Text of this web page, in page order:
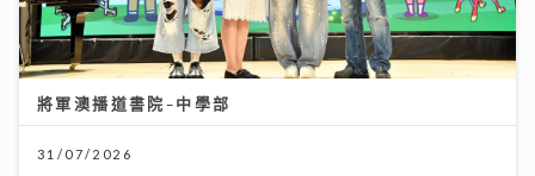
將軍澳播道書院-中學部
31/07/2026